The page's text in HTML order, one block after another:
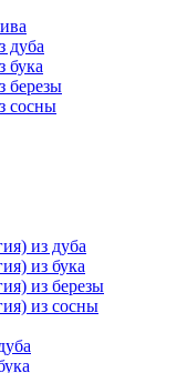
дуба
бука
березы
сосны
из дуба
из бука
из березы
из сосны